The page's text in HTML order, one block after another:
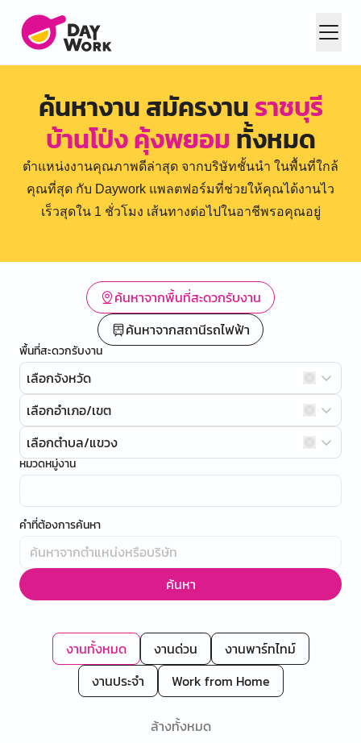
ค้นหางาน สมัครงานราชบุรี
บ้านโป่ง คุ้งพยอมทั้งหมด
ตำแหน่งงานคุณภาพดีล่าสุด จากบริษัทชั้นนำ ในพื้นที่ใกล้
คุณที่สุด กับ Daywork แพลตฟอร์มที่ช่วยให้คุณได้งานไว
เร็วสุดใน 1 ชั่วโมง เส้นทางต่อไปในอาชีพรอคุณอยู่
ค้นหาจากพื้นที่สะดวกรับงาน
ค้นหาจากสถานีรถไฟฟ้า
พื้นที่สะดวกรับงาน
เลือกจังหวัด
เลือกอำเภอ/เขต
เลือกตำบล/แขวง
หมวดหมู่งาน
คำที่ต้องการค้นหา
ค้นหา
งานทั้งหมด งานด่วน
งานพาร์ทไทม์
งานประจำ
Work from Home
ล้างทั้งหมด